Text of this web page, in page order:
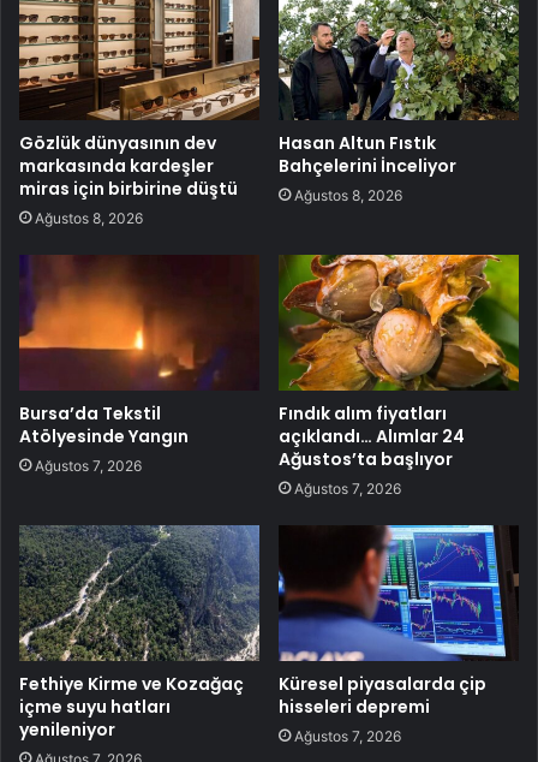
Gözlük dünyasının dev
markasında kardeşler
miras için birbirine düştü
Ağustos 8, 2026
Hasan Altun Fıstık
Bahçelerini İnceliyor
Ağustos 8, 2026
Bursa’da Tekstil
Atölyesinde Yangın
Ağustos 7, 2026
Fındık alım fiyatları
açıklandı… Alımlar 24
Ağustos’ta başlıyor
Ağustos 7, 2026
Fethiye Kirme ve Kozağaç
içme suyu hatları
yenileniyor
Küresel piyasalarda çip
hisseleri depremi
Ağustos 7, 2026